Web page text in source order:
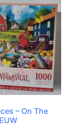
– On The